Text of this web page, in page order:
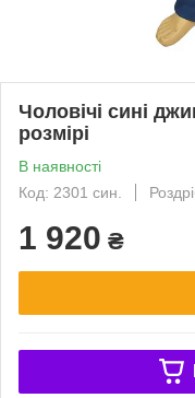
Чоловічі сині
розмірі
В наявності
Код: 2301 син.
1 920 ₴